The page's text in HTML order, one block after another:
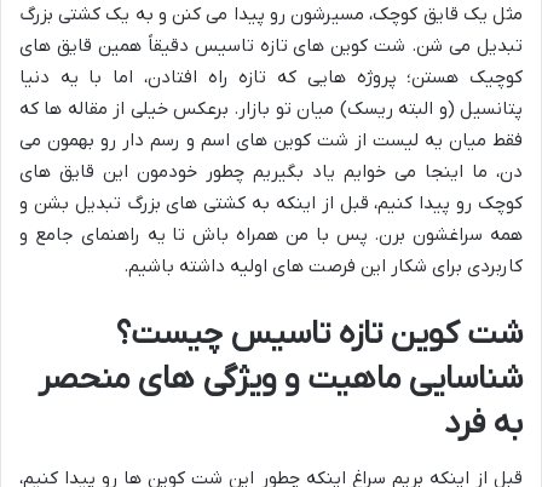
مثل یک قایق کوچک، مسیرشون رو پیدا می کنن و به یک کشتی بزرگ
تبدیل می شن. شت کوین های تازه تاسیس دقیقاً همین قایق های
کوچیک هستن؛ پروژه هایی که تازه راه افتادن، اما با یه دنیا
پتانسیل (و البته ریسک) میان تو بازار. برعکس خیلی از مقاله ها که
فقط میان یه لیست از شت کوین های اسم و رسم دار رو بهمون می
دن، ما اینجا می خوایم یاد بگیریم چطور خودمون این قایق های
کوچک رو پیدا کنیم، قبل از اینکه به کشتی های بزرگ تبدیل بشن و
همه سراغشون برن. پس با من همراه باش تا یه راهنمای جامع و
کاربردی برای شکار این فرصت های اولیه داشته باشیم.
شت کوین تازه تاسیس چیست؟
شناسایی ماهیت و ویژگی های منحصر
به فرد
قبل از اینکه بریم سراغ اینکه چطور این شت کوین ها رو پیدا کنیم،